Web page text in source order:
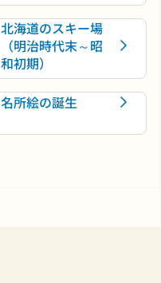
北海道のスキー場
（明治時代末～昭
和初期）
名所絵の誕生